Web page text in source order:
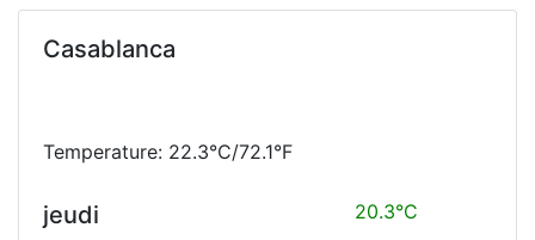
Casablanca
Temperature: 22.3°C/72.1°F
jeudi 20.3°C